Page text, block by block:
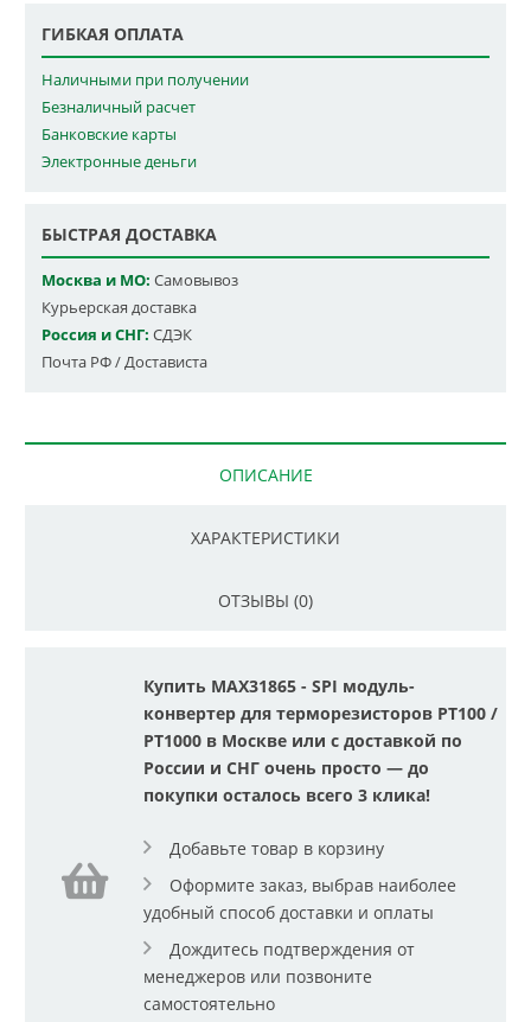
ГИБКАЯ ОПЛАТА
Наличными при получении
Безналичный расчет
Банковские карты
Электронные деньги
БЫСТРАЯ ДОСТАВКА
Москва и МО: Самовывоз
Курьерская доставка
Россия и СНГ: СДЭК
Почта РФ / Достависта
ОПИСАНИЕ
ХАРАКТЕРИСТИКИ
ОТЗЫВЫ (0)
Купить MAX31865 - SPI модуль-
конвертер для терморезисторов PT100 /
PT1000 в Москве или с доставкой по
России и СНГ очень просто — до
покупки осталось всего 3 клика!
Добавьте товар в корзину
Оформите заказ, выбрав наиболее
удобный способ доставки и оплаты
Дождитесь подтверждения от
менеджеров или позвоните
самостоятельно